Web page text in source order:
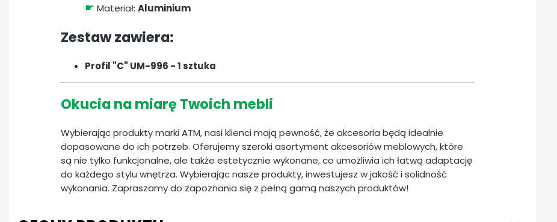
☛ Materiał: Aluminium
Zestaw zawiera:
Profil "C" UM-996 - 1 sztuka
Okucia na miarę Twoich mebli
Wybierając produkty marki ATM, nasi klienci mają pewność, że akcesoria będą idealnie
dopasowane do ich potrzeb. Oferujemy szeroki asortyment akcesoriów meblowych, które
są nie tylko funkcjonalne, ale także estetycznie wykonane, co umożliwia ich łatwą adaptację
do każdego stylu wnętrza. Wybierając nasze produkty, inwestujesz w jakość i solidność
wykonania. Zapraszamy do zapoznania się z pełną gamą naszych produktów!